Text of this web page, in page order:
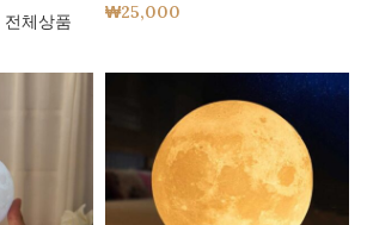
전체상품
₩25,000